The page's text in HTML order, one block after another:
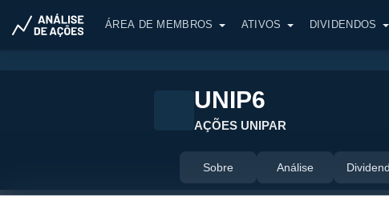
ÁREA DE MEMBROS ATIVOS DIVIDENDOS
UNIP6
AÇÕES UNIPAR
Sobre Análise